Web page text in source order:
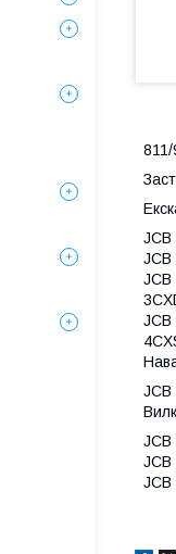
JCB
JCB
JCB
JCB
JCB
JCB
JCB
JCB